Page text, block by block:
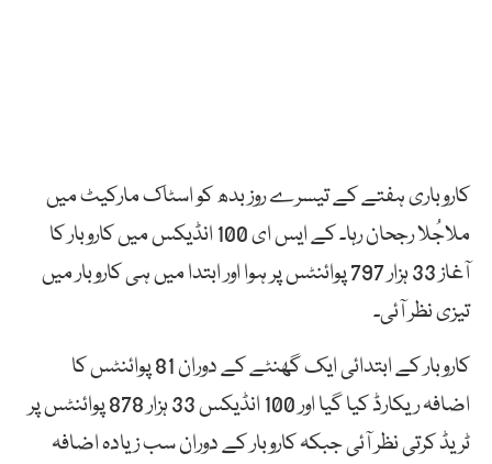
کاروباری ہفتے کے تیسرے روز بدھ کو اسٹاک مارکیٹ میں
ملاجُلا رجحان رہا۔ کے ایس ای 100 انڈیکس میں کاروبار کا
آغاز 33 ہزار 797 پوائنٹس پر ہوا اور ابتدا میں ہی کاروبار میں
تیزی نظر آئی۔
کاروبار کے ابتدائی ایک گھنٹے کے دوران 81 پوائنٹس کا
اضافہ ریکارڈ کیا گیا اور 100 انڈیکس 33 ہزار 878 پوائنٹس پر
ٹریڈ کرتی نظر آئی جبکہ کاروبار کے دوران سب زیادہ اضافہ